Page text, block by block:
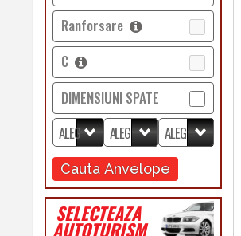
Ranforsare
C
DIMENSIUNI SPATE
Cauta Anvelope
SELECTEAZA
AUTOTURISM